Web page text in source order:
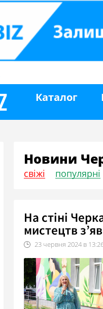
Каталог
Новини
свіжі популярні
На стіні
мистецтв
23 червня 2024 в